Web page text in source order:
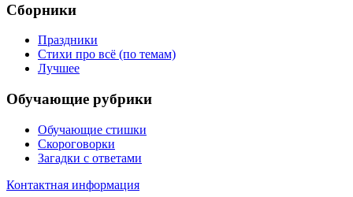
Сборники
Праздники
Стихи про всё (по темам)
Лучшее
Обучающие рубрики
Обучающие стишки
Скороговорки
Загадки с ответами
Контактная информация